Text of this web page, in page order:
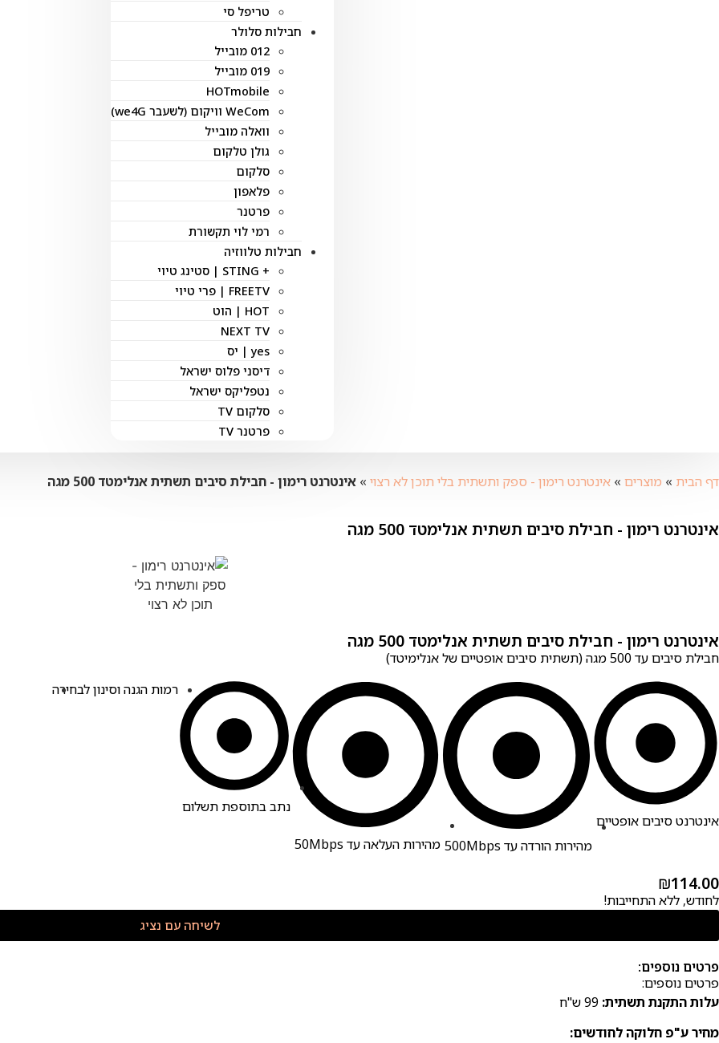
טריפל סי
חבילות סלולר
012 מובייל
019 מובייל
HOTmobile
WeCom וויקום (לשעבר we4G)
וואלה מובייל
גולן טלקום
סלקום
פלאפון
פרטנר
רמי לוי תקשורת
חבילות טלווזיה
+ STING | סטינג טיוי
FREETV | פרי טיוי
HOT | הוט
NEXT TV
yes | יס
דיסני פלוס ישראל
נטפליקס ישראל
סלקום TV
פרטנר TV
דף הבית » מוצרים » אינטרנט רימון - ספק ותשתית בלי תוכן לא רצוי » אינטרנט רימון ‏- ‏‏חבילת סיבים תשתית אנלימטד 500 מגה
אינטרנט רימון ‏- ‏‏חבילת סיבים תשתית אנלימטד 500 מגה
אינטרנט רימון ‏- ‏‏חבילת סיבים תשתית אנלימטד 500 מגה
חבילת סיבים עד 500 מגה (תשתית סיבים אופטיים של אנלימיטד)
אינטרנט סיבים אופטיים
מהירות הורדה עד 500Mbps
מהירות העלאה עד 50Mbps
נתב בתוספת תשלום
רמות הגנה וסינון לבחירה
₪114.00
לחודש, ללא התחייבות!
לשיחה עם נציג
פרטים נוספים:
פרטים נוספים:
עלות התקנת תשתית:
מחיר ע"פ חלוקה לחודשים: